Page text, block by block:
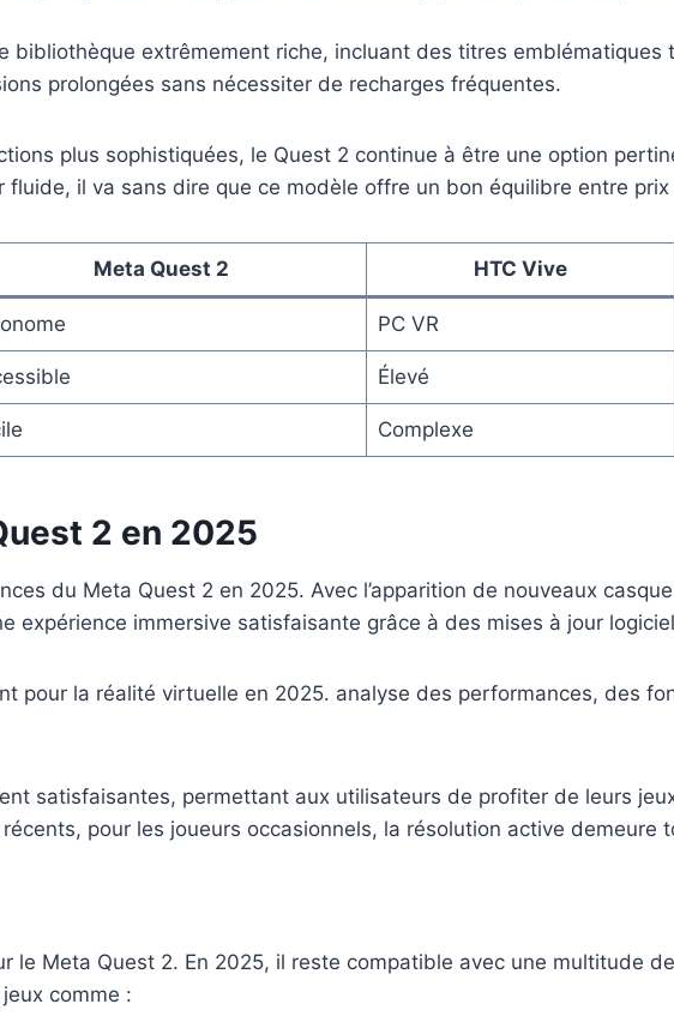
bibliothèque extrêmement riche, incluant des titres emblématiques
prolongées sans nécessiter de recharges fréquentes.
plus sophistiquées, le Quest 2 continue à être une option
il va sans dire que ce modèle offre un bon équilibre entre
Meta Quest 2 HTC Vive
PC VR
Élevé
Complexe
2 en 2025
du Meta Quest 2 en 2025. Avec l’apparition de nouveaux
expérience immersive satisfaisante grâce à des mises à jour
satisfaisantes, permettant aux utilisateurs de profiter de leurs
pour les joueurs occasionnels, la résolution active demeure
le Meta Quest 2. En 2025, il reste compatible avec une multitude
comme :